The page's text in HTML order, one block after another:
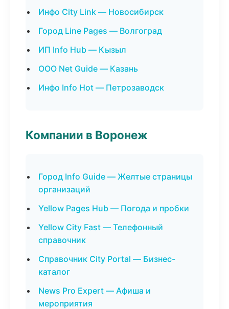
Инфо City Link — Новосибирск
Город Line Pages — Волгоград
ИП Info Hub — Кызыл
ООО Net Guide — Казань
Инфо Info Hot — Петрозаводск
Компании в Воронеж
Город Info Guide — Желтые страницы
организаций
Yellow Pages Hub — Погода и пробки
Yellow City Fast — Телефонный
справочник
Справочник City Portal — Бизнес-
каталог
News Pro Expert — Афиша и
мероприятия